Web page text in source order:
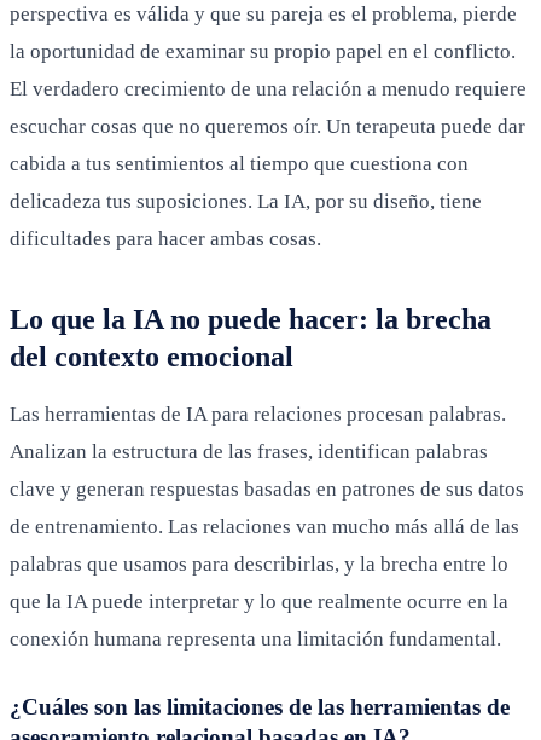
perspectiva es válida y que su pareja es el problema, pierde
la oportunidad de examinar su propio papel en el conflicto.
El verdadero crecimiento de una relación a menudo requiere
escuchar cosas que no queremos oír. Un terapeuta puede dar
cabida a tus sentimientos al tiempo que cuestiona con
delicadeza tus suposiciones. La IA, por su diseño, tiene
dificultades para hacer ambas cosas.
Lo que la IA no puede hacer: la brecha
del contexto emocional
Las herramientas de IA para relaciones procesan palabras.
Analizan la estructura de las frases, identifican palabras
clave y generan respuestas basadas en patrones de sus datos
de entrenamiento. Las relaciones van mucho más allá de las
palabras que usamos para describirlas, y la brecha entre lo
que la IA puede interpretar y lo que realmente ocurre en la
conexión humana representa una limitación fundamental.
¿Cuáles son las limitaciones de las herramientas de